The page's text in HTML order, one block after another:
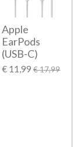
Apple
EarPods
(USB-C)
€ 11,99 € 17,99